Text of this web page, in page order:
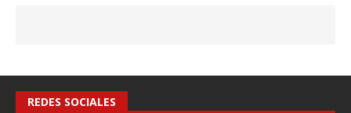
REDES SOCIALES